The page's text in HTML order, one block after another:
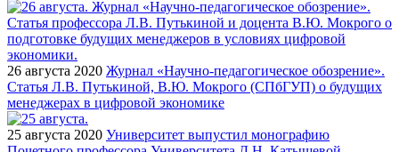
26 августа 2020 Журнал «Научно-педагогическое обозрение».
Статья Л.В. Путькиной, В.Ю. Мокрого (СПбГУП) о будущих
менеджерах в цифровой экономике
25 августа 2020 Университет выпустил монографию